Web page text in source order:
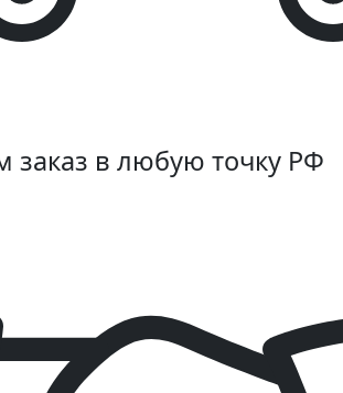
заказ в любую точку РФ